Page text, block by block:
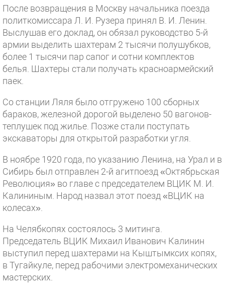
После возвращения в Москву начальника поезда
политкомиссара Л. И. Рузера принял В. И. Ленин.
Выслушав его доклад, он обязал руководство 5-й
армии выделить шахтерам 2 тысячи полушубков,
более 1 тысячи пар сапог и сотни комплектов
белья. Шахтеры стали получать красноармейский
паек.
Со станции Ляля было отгружено 100 сборных
бараков, железной дорогой выделено 50 вагонов-
теплушек под жилье. Позже стали поступать
экскаваторы для открытой разработки угля.
В ноябре 1920 года, по указанию Ленина, на Урал и в
Сибирь был отправлен 2-й агитпоезд «Октябрьская
Революция» во главе с председателем ВЦИК М. И.
Калининым. Народ назвал этот поезд «ВЦИК на
колесах».
На Челябкопях состоялось 3 митинга.
Председатель ВЦИК Михаил Иванович Калинин
выступил перед шахтерами на Кыштымксих копях,
в Тугайкуле, перед рабочими электромеханических
мастерских.